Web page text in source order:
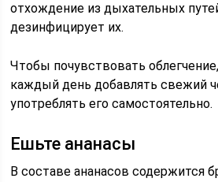
отхождение из дыхательных
дезинфицирует их.
Чтобы почувствовать
каждый день добавлять свежий
употреблять его самостоятельно.
Ешьте ананасы
В составе ананасов содержится